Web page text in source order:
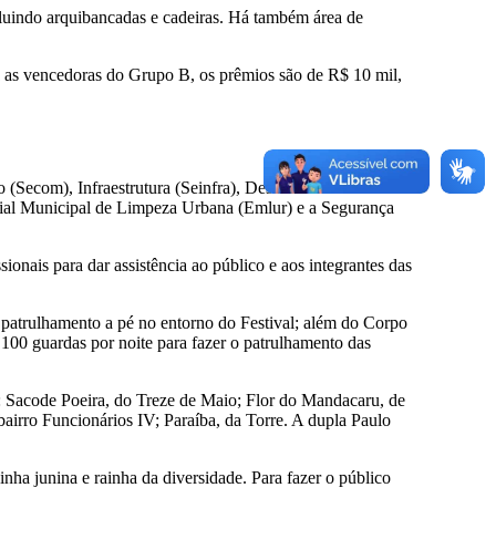
arquibancadas e cadeiras. Há também área de
vencedoras do Grupo B, os prêmios são de R$ 10 mil,
(Secom), Infraestrutura (Seinfra), Desenvolvimento
Municipal de Limpeza Urbana (Emlur) e a Segurança
para dar assistência ao público e aos integrantes das
a pé no entorno do Festival; além do Corpo
guardas por noite para fazer o patrulhamento das
Poeira, do Treze de Maio; Flor do Mandacaru, de
Funcionários IV; Paraíba, da Torre. A dupla Paulo
junina e rainha da diversidade. Para fazer o público